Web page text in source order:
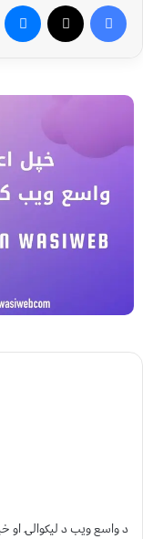
د واسع ویب د لیکوالۍ او